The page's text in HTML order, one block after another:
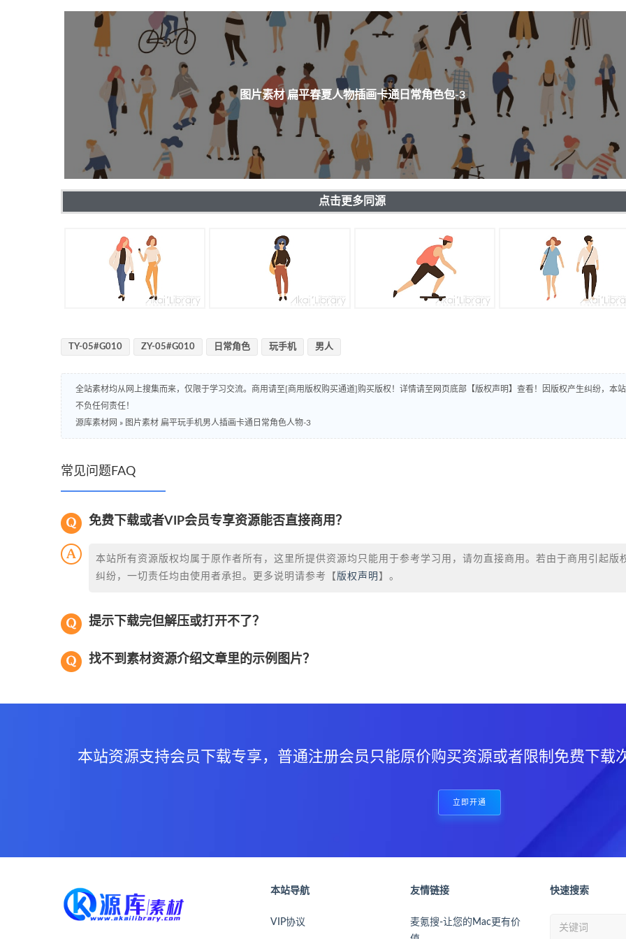
图片素材 扁平春夏人物插画卡通日常角色包-3
点击更多同源
TY-05#G010 ZY-05#G010 日常角色 玩手机 男人
全站素材均从网上搜集而来，仅限于学习交流。商用请至[商用版权购买通道]购买版权！详情请至网页底部【版权声明】查看！因版权产生纠纷，本站
不负任何责任！
源库素材网 » 图片素材 扁平玩手机男人插画卡通日常角色人物-3
常见问题FAQ
免费下载或者VIP会员专享资源能否直接商用？
本站所有资源版权均属于原作者所有，这里所提供资源均只能用于参考学习用，请勿直接商用。若由于商用引起版
纠纷，一切责任均由使用者承担。更多说明请参考【 版权声明 】。
提示下载完但解压或打开不了？
找不到素材资源介绍文章里的示例图片？
本站资源支持会员下载专享，普通注册会员只能原价购买资源或者限制免费下载
立即开通
本站导航
VIP协议
友情链接
麦氪搜-让您的Mac更有价
快速搜索